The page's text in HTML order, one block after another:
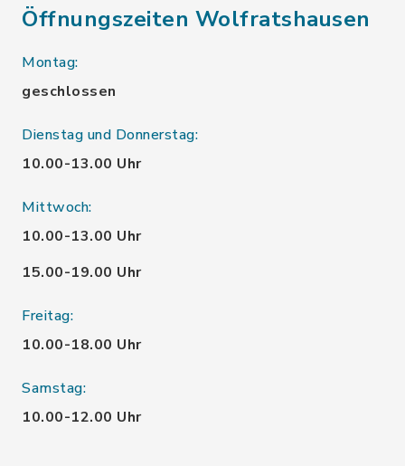
Öffnungszeiten Wolfratshausen
Montag:
geschlossen
Dienstag und Donnerstag:
10.00-13.00 Uhr
Mittwoch:
10.00-13.00 Uhr
15.00-19.00 Uhr
Freitag:
10.00-18.00 Uhr
Samstag:
10.00-12.00 Uhr